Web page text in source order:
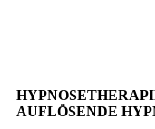
AUFLÖSENDE